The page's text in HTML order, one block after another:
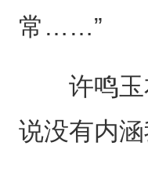
常……”
许鸣玉本
说没有内涵